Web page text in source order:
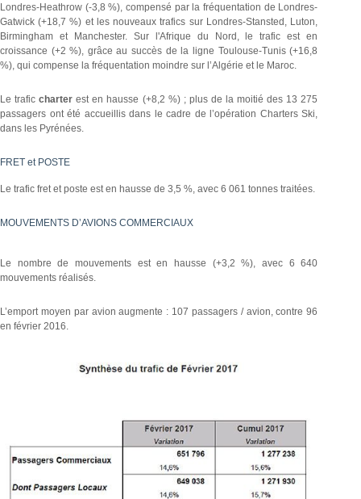
Londres-Heathrow (-3,8 %), compensé par la fréquentation de Londres-
Gatwick (+18,7 %) et les nouveaux trafics sur Londres-Stansted, Luton,
Birmingham et Manchester. Sur l'Afrique du Nord, le trafic est en
croissance (+2 %), grâce au succès de la ligne Toulouse-Tunis (+16,8
%), qui compense la fréquentation moindre sur l’Algérie et le Maroc.
Le traficcharter est en hausse (+8,2 %) ; plus de la moitié des 13 275
passagers ont été accueillis dans le cadre de l’opération Charters Ski,
dans les Pyrénées.
FRET et POSTE
Le trafic fret et poste est en hausse de 3,5 %, avec 6 061 tonnes traitées.
MOUVEMENTS D’AVIONS COMMERCIAUX
Le nombre de mouvements est en hausse (+3,2 %), avec 6 640
mouvements réalisés.
L’emport moyen par avion augmente : 107 passagers / avion, contre 96
en février 2016.